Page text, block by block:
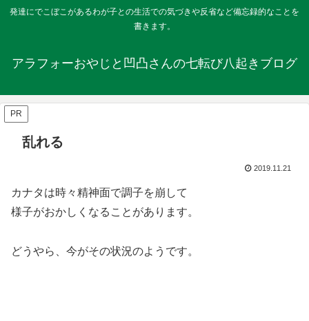
発達にでこぼこがあるわが子との生活での気づきや反省など備忘録的なことを
書きます。
アラフォーおやじと凹凸さんの七転び八起きブログ
PR
乱れる
2019.11.21
カナタは時々精神面で調子を崩して
様子がおかしくなることがあります。
どうやら、今がその状況のようです。